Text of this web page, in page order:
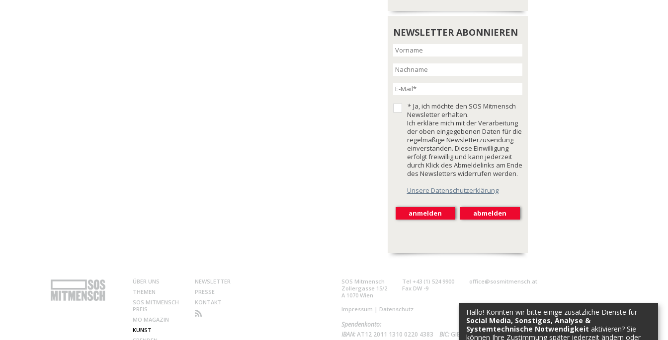
NEWSLETTER ABONNIEREN
* Ja, ich möchte den SOS Mitmensch
Newsletter erhalten.
Ich erkläre mich mit der Verarbeitung
der oben eingegebenen Daten für die
regelmäßige Newsletterzusendung
einverstanden. Diese Einwilligung
erfolgt freiwillig und kann jederzeit
durch Klick des Abmeldelinks am Ende
des Newsletters widerrufen werden.
Unsere Datenschutzerklärung
ÜBER UNS
THEMEN
SOS MITMENSCH
PREIS
MO MAGAZIN
KUNST
NEWSLETTER
PRESSE
KONTAKT
SOS Mitmensch
Zollergasse 15/2
A 1070 Wien
Tel +43 (1) 524 9900
Fax DW -9
office@sosmitmensch.at
Impressum | Datenschutz
Spendenkonto:
IBAN:AT12 2011 1310 0220 4383 BIC: GIBAATWWXXX
Hallo! Könnten wir bitte einige zusätzliche Dienste für
Social Media, Sonstiges, Analyse &
Systemtechnische Notwendigkeit aktivieren? Sie
können Ihre Zustimmung später jederzeit ändern oder